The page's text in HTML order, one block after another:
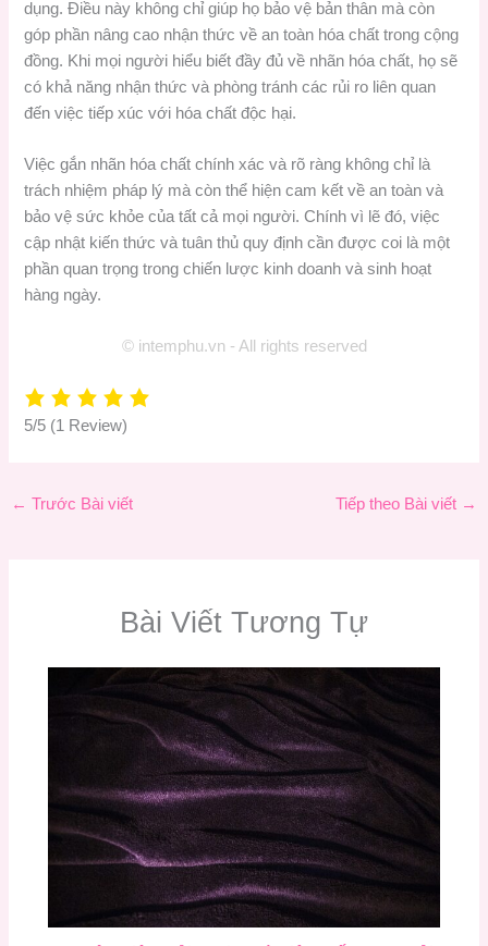
dụng. Điều này không chỉ giúp họ bảo vệ bản thân mà còn
góp phần nâng cao nhận thức về an toàn hóa chất trong cộng
đồng. Khi mọi người hiểu biết đầy đủ về nhãn hóa chất, họ sẽ
có khả năng nhận thức và phòng tránh các rủi ro liên quan
đến việc tiếp xúc với hóa chất độc hại.
Việc gắn nhãn hóa chất chính xác và rõ ràng không chỉ là
trách nhiệm pháp lý mà còn thể hiện cam kết về an toàn và
bảo vệ sức khỏe của tất cả mọi người. Chính vì lẽ đó, việc
cập nhật kiến thức và tuân thủ quy định cần được coi là một
phần quan trọng trong chiến lược kinh doanh và sinh hoạt
hàng ngày.
© intemphu.vn - All rights reserved
5/5 (1 Review)
← Trước Bài viết Tiếp theo Bài viết →
Bài Viết Tương Tự